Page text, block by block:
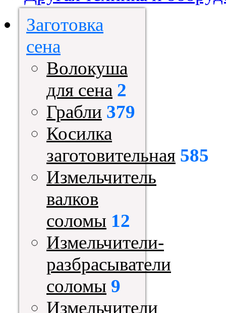
Заготовка
сена
Волокуша
для сена 2
Грабли 379
Косилка
заготовительная 585
Измельчитель
валков
соломы 12
Измельчители-
разбрасыватели
соломы 9
Измельчители